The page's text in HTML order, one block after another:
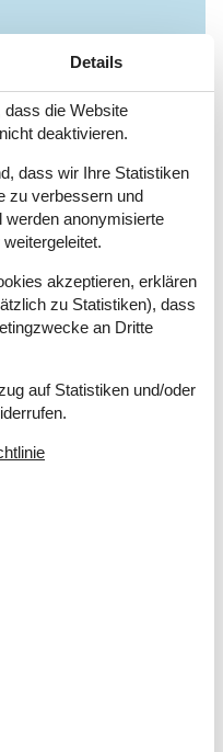
Details
dass die Website
deaktivieren.
dass wir Ihre Statistiken
zu verbessern und
werden anonymisierte
akzeptieren, erklären
zu Statistiken), dass
an Dritte
auf Statistiken und/oder